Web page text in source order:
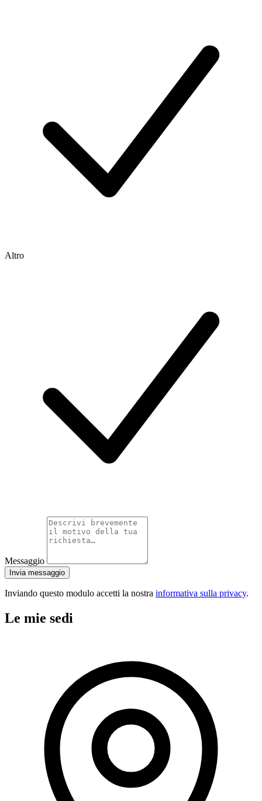
Altro
Messaggio
Invia messaggio
Inviando questo modulo accetti la nostra informativa sulla privacy.
Le mie sedi